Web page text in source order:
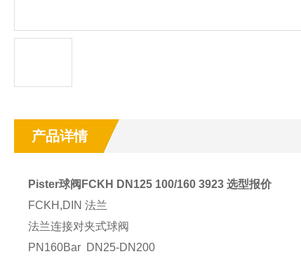
产品详情
Pister球阀FCKH DN125 100/160 3923 选型报价
FCKH,DIN 法兰
法兰连接对夹式球阀
PN160Bar DN25-DN200